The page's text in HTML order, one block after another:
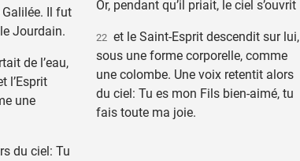
Il fut
Jourdain.
de l’eau,
l’Esprit
une
du ciel: Tu
Or, pendant qu’il priait, le ciel s’ouvrit
22et le Saint-Esprit descendit sur lui,
sous une forme corporelle, comme
une colombe. Une voix retentit alors
du ciel: Tu es mon Fils bien-aimé, tu
fais toute ma joie.